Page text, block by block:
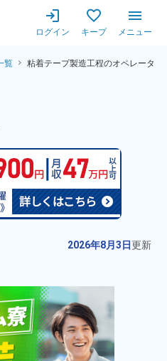
ログイン キープ メニュー
覧
粘着テープ製造工程のオペレータ
テープの製
2026年8月3日更新